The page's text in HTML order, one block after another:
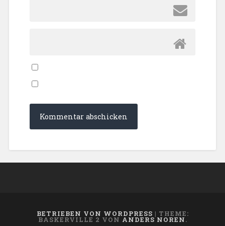
BETRIEBEN VON WORDPRESS | THEME:
BASKERVILLE 2 VON ANDERS NOREN.